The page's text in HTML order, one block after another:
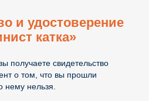
и удостоверение
катка»
получаете свидетельство
о том, что вы прошли
нему нельзя.